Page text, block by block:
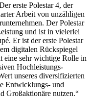
erste Polestar 4, der
Arbeit von unzähligen
Der Polestar
und ist in vielerlei
Er ist der erste Polestar
digitalen Rückspiegel
eine sehr wichtige Rolle in
Hochleistungs-
unseres diversifizierten
Entwicklungs- und
Großaktionäre nutzen.“